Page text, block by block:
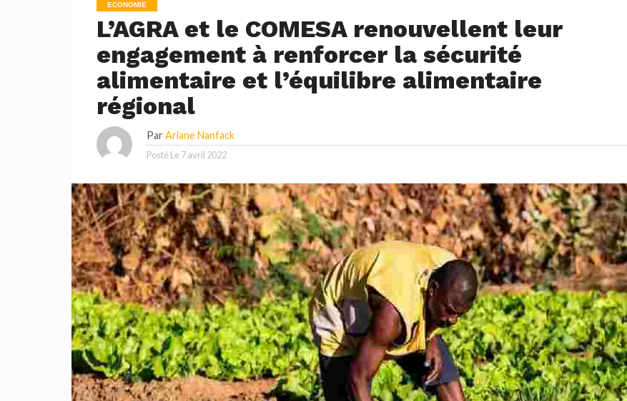
ECONOMIE
L’AGRA et le COMESA renouvellent leur
engagement à renforcer la sécurité
alimentaire et l’équilibre alimentaire
régional
Par Ariane Nanfack
Posté Le 7 avril 2022